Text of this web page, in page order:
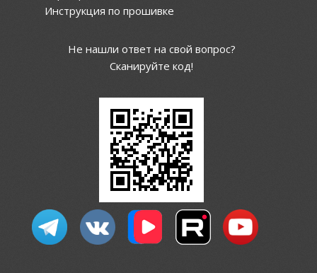
Инструкция по прошивке
Не нашли ответ на свой вопрос?
Сканируйте код!